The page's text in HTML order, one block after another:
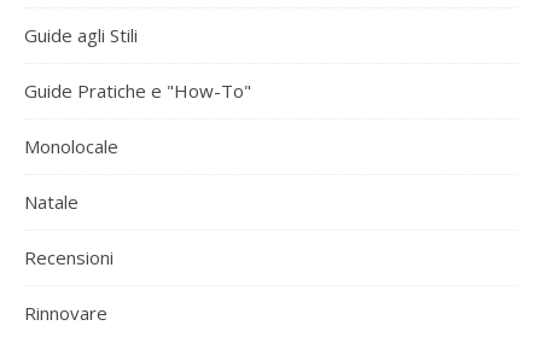
Guide agli Stili
Guide Pratiche e "How-To"
Monolocale
Natale
Recensioni
Rinnovare